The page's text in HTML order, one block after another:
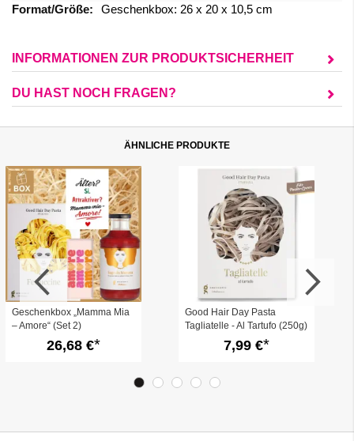
Informationen Geschenkbox: 26 x 20 x 10,5 cm
INFORMATIONEN ZUR PRODUKTSICHERHEIT
DU HAST NOCH FRAGEN?
ÄHNLICHE PRODUKTE
Geschenkbox „Mamma Mia
– Amore“ (Set 2)
26,68 €
Good Hair Day Pasta
Tagliatelle - Al Tartufo (250g)
7,99 €